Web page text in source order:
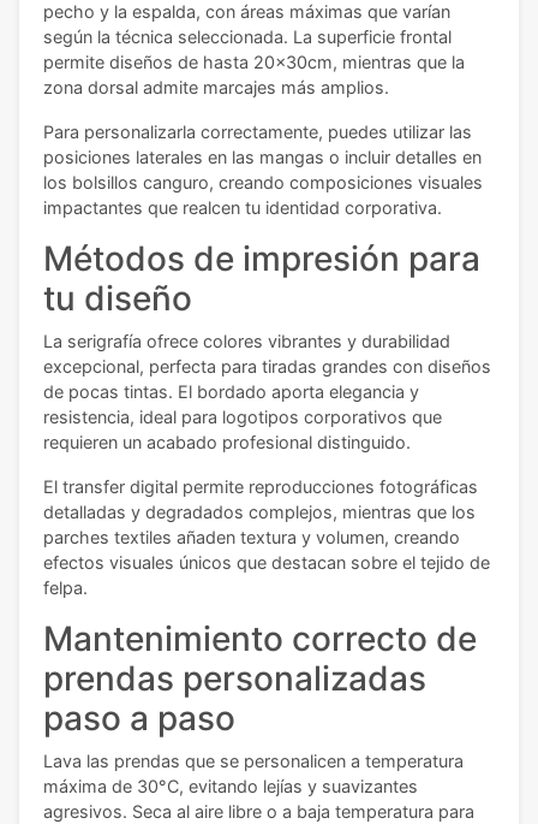
pecho y la espalda, con áreas máximas que varían
según la técnica seleccionada. La superficie frontal
permite diseños de hasta 20x30cm, mientras que la
zona dorsal admite marcajes más amplios.
Para personalizarla correctamente, puedes utilizar las
posiciones laterales en las mangas o incluir detalles en
los bolsillos canguro, creando composiciones visuales
impactantes que realcen tu identidad corporativa.
Métodos de impresión para
tu diseño
La serigrafía ofrece colores vibrantes y durabilidad
excepcional, perfecta para tiradas grandes con diseños
de pocas tintas. El bordado aporta elegancia y
resistencia, ideal para logotipos corporativos que
requieren un acabado profesional distinguido.
El transfer digital permite reproducciones fotográficas
detalladas y degradados complejos, mientras que los
parches textiles añaden textura y volumen, creando
efectos visuales únicos que destacan sobre el tejido de
felpa.
Mantenimiento correcto de
prendas personalizadas
paso a paso
Lava las prendas que se personalicen a temperatura
máxima de 30°C, evitando lejías y suavizantes
agresivos. Seca al aire libre o a baja temperatura para